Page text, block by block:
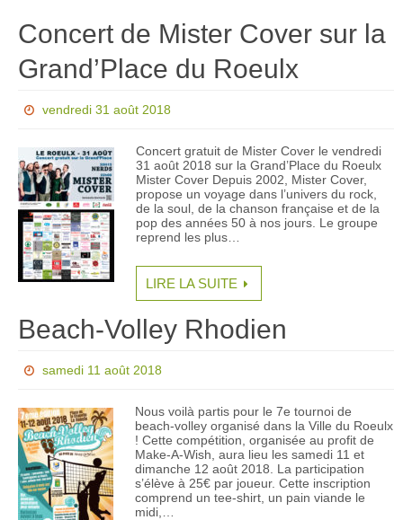
Concert de Mister Cover sur la
Grand’Place du Roeulx
vendredi 31 août 2018
Concert gratuit de Mister Cover le vendredi
31 août 2018 sur la Grand’Place du Roeulx
Mister Cover Depuis 2002, Mister Cover,
propose un voyage dans l’univers du rock,
de la soul, de la chanson française et de la
pop des années 50 à nos jours. Le groupe
reprend les plus…
LIRE LA SUITE
Beach-Volley Rhodien
samedi 11 août 2018
Nous voilà partis pour le 7e tournoi de
beach-volley organisé dans la Ville du Roeulx
! Cette compétition, organisée au profit de
Make-A-Wish, aura lieu les samedi 11 et
dimanche 12 août 2018. La participation
s’élève à 25€ par joueur. Cette inscription
comprend un tee-shirt, un pain viande le
midi,…